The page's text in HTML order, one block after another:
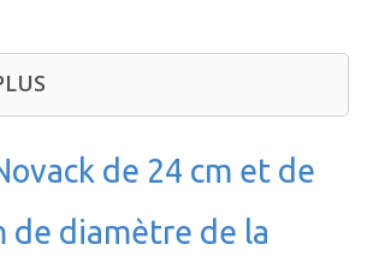
de 24 cm et de
de diamètre de la